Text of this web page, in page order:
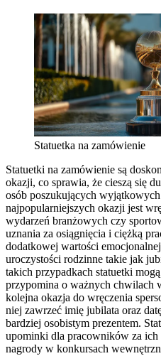
Statuetka na zamówienie
Statuetki na zamówienie są
okazji, co sprawia, że cieszą się
osób poszukujących
najpopularniejszych okazji jest
wydarzeń branżowych czy
uznania za osiągnięcia i ciężką
dodatkowej wartości
uroczystości rodzinne takie jak
takich przypadkach statuetki
przypomina o ważnych chwilach
kolejna okazja do wręczenia
niej zawrzeć imię jubilata oraz
bardziej osobistym prezentem.
upominki dla pracowników za
nagrody w konkursach